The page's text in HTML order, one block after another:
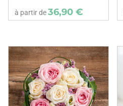
à partir de36,90 €